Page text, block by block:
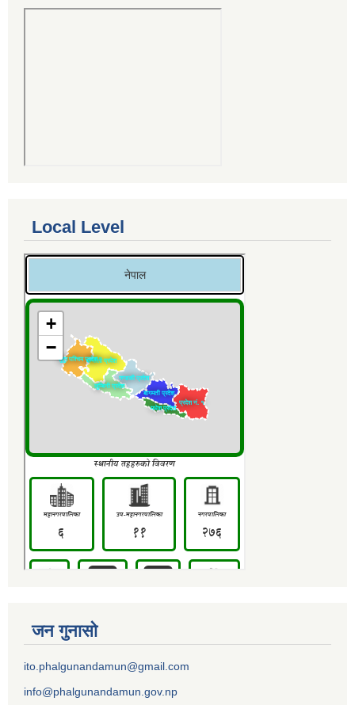
Local Level
जन गुनासो
ito.phalgunandamun@gmail.com
info@phalgunandamun.gov.np